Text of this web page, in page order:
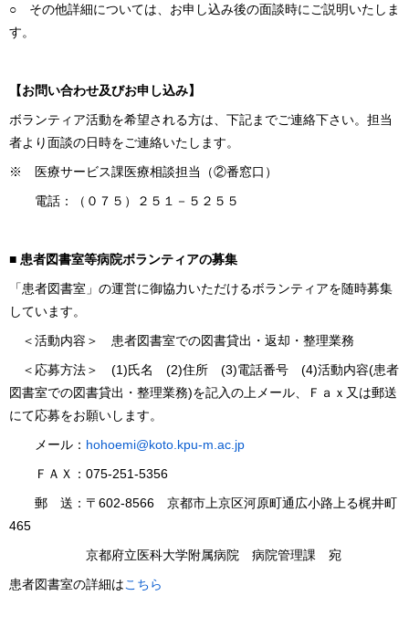
○ その他詳細については、お申し込み後の面談時にご説明いたしま
す。
【お問い合わせ及びお申し込み】
ボランティア活動を希望される方は、下記までご連絡下さい。担当
者より面談の日時をご連絡いたします。
※ 医療サービス課医療相談担当（②番窓口）
電話：（０７５）２５１－５２５５
■ 患者図書室等病院ボランティアの募集
「患者図書室」の運営に御協力いただけるボランティアを随時募集
しています。
＜活動内容＞ 患者図書室での図書貸出・返却・整理業務
＜応募方法＞ (1)氏名 (2)住所 (3)電話番号 (4)活動内容(患者
図書室での図書貸出・整理業務)を記入の上メール、Ｆａｘ又は郵送
にて応募をお願いします。
メール： hohoemi@koto.kpu-m.ac.jp
ＦＡＸ：075-251-5356
郵 送：〒602-8566 京都市上京区河原町通広小路上る梶井町
465
京都府立医科大学附属病院 病院管理課 宛
患者図書室の詳細はこちら